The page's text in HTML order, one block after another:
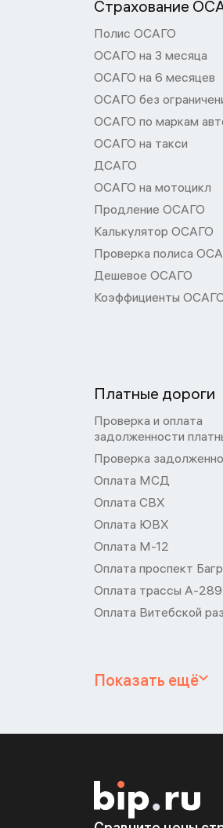
Страхование
Полис ОСАГО
ОСАГО на 3 месяца
ОСАГО на 6 месяцев
ОСАГО без
ОСАГО по маркам
ОСАГО на такси
ДСАГО
ОСАГО на мотоцикл
Продление ОСАГО
Калькулятор ОСАГО
Проверка полиса
Дешевое ОСАГО
Коэффициенты
Платные дороги
Проверка и оплата
задолженности
Проверка
Оплата МСД
Оплата СВХ
Оплата ЮВХ
Оплата М-12
Оплата проспект
Оплата трассы А-289
Оплата Витебской
Показать ещё